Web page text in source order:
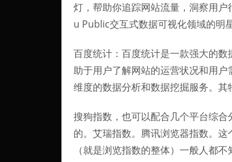
灯，帮助你追踪网站流量，洞察用
u Public交互式数据可视化领域的明
百度统计：百度统计是一款强大的
助于用户了解网站的运营状况和用
维度的数据分析和数据挖掘服务。其
搜狗指数，也可以配合几个平台综
的。艾瑞指数。腾讯浏览器指数。
（就是浏览指数的整体）一般人都不